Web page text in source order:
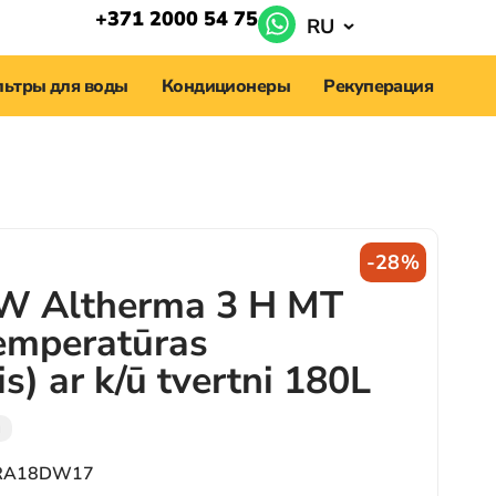
+371 2000 54 75 RU
для воды Кондиционеры Рекуперация
-28%
Altherma 3 H MT
ar k/ū tvertni 180L